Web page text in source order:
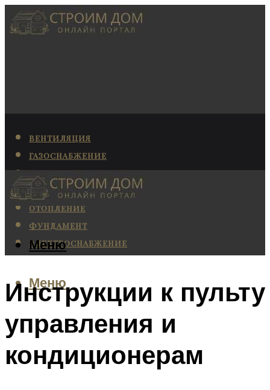
ВЕНТИЛЯЦИЯ
ГАЗОСНАБЖЕНИЕ
КАНАЛИЗАЦИЯ
КОНДИЦИОНИРОВАНИЕ
ОТОПЛЕНИЕ
ФУНДАМЕНТ
ЭЛЕКТРОСНАБЖЕНИЕ
Меню
Меню
Инструкции к пульту
управления и
кондиционерам